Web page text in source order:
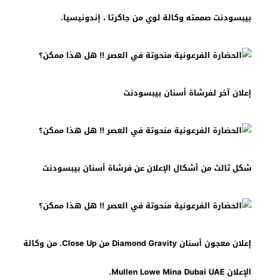
بيبسودنت صممته وكالة لوي من جاكرتا ، إندونيسيا.
إعلان آخر لفرشاة أسنان بيبسودنت
شكل ثالث من أشكال الإعلان عن فرشاة أسنان بيبسودنت
إعلان معجون أسنان Diamond Gravity من Close Up. من وكالة
الإعلان Mullen Lowe Mina Dubai UAE.